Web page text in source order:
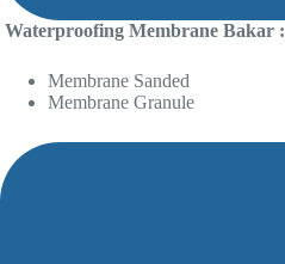
Waterproofing Membrane Bakar :
Membrane Sanded
Membrane Granule